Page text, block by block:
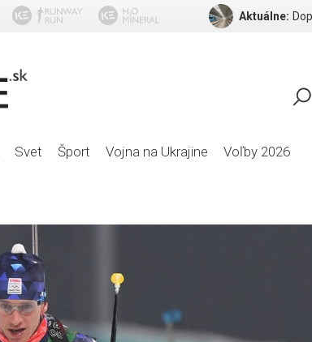
Aktuálne:
Svet Šport Vojna na Ukrajine
Voľby 2026